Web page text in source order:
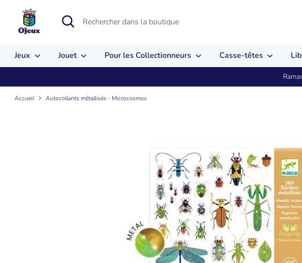
contenu
Recherche
Rechercher
dans
boutique
Jeux Jouet Pour les Collectionneurs Casse-têtes
Accueil Autocollants métallisés - Microcosmos